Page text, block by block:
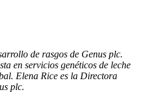
de rasgos de Genus plc.
en servicios genéticos de leche
Elena Rice es la Directora
plc.